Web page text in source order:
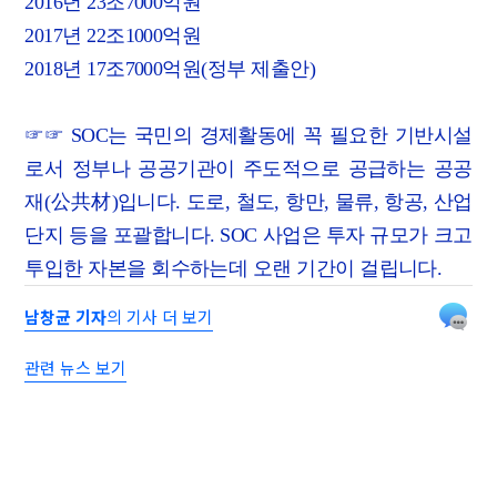
2017년 22조1000억원
2018년 17조7000억원(정부 제출안)
☞☞ SOC는 국민의 경제활동에 꼭 필요한 기반시설
로서 정부나 공공기관이 주도적으로 공급하는 공공
재(公共材)입니다. 도로, 철도, 항만, 물류, 항공, 산업
단지 등을 포괄합니다. SOC 사업은 투자 규모가 크고
투입한 자본을 회수하는데 오랜 기간이 걸립니다.
남창균 기자의 기사 더 보기
관련 뉴스 보기